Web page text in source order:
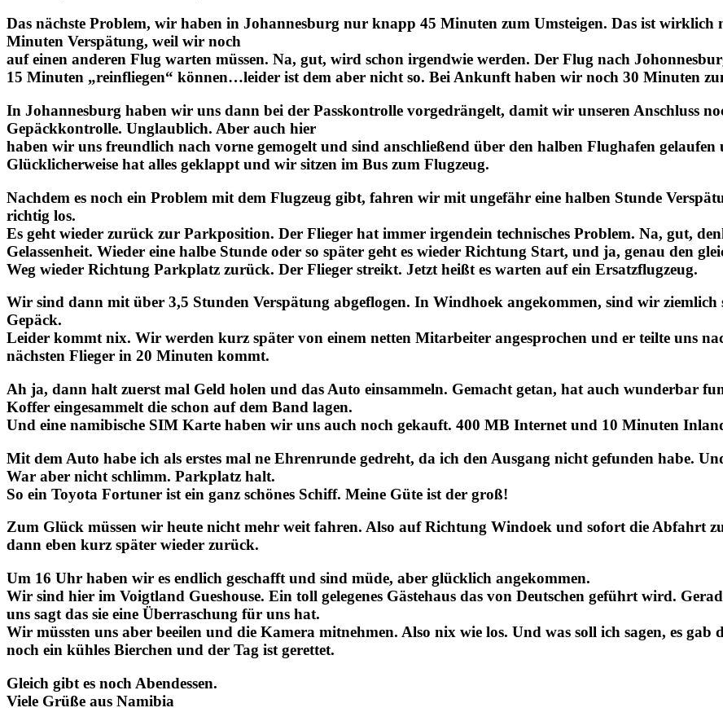
Das nächste Problem, wir haben in Johannesburg nur knapp 45 Minuten zum Umsteigen. Das ist
Minuten Verspätung, weil wir noch
auf einen anderen Flug warten müssen. Na, gut, wird schon irgendwie werden. Der Flug nach
15 Minuten „reinfliegen“ können…leider ist dem aber nicht so. Bei Ankunft haben wir noch 30 Minuten
In Johannesburg haben wir uns dann bei der Passkontrolle vorgedrängelt, damit wir unseren Anschluss
Gepäckkontrolle. Unglaublich. Aber auch hier
haben wir uns freundlich nach vorne gemogelt und sind anschließend über den halben Flughafen
Glücklicherweise hat alles geklappt und wir sitzen im Bus zum Flugzeug.
Nachdem es noch ein Problem mit dem Flugzeug gibt, fahren wir mit ungefähr eine halben Stunde
richtig los.
Es geht wieder zurück zur Parkposition. Der Flieger hat immer irgendein technisches Problem. Na, gut,
Gelassenheit. Wieder eine halbe Stunde oder so später geht es wieder Richtung Start, und ja, genau den
Weg wieder Richtung Parkplatz zurück. Der Flieger streikt. Jetzt heißt es warten auf ein Ersatzflugzeug.
Wir sind dann mit über 3,5 Stunden Verspätung abgeflogen. In Windhoek angekommen, sind wir
Gepäck.
Leider kommt nix. Wir werden kurz später von einem netten Mitarbeiter angesprochen und er teilte uns
nächsten Flieger in 20 Minuten kommt.
Ah ja, dann halt zuerst mal Geld holen und das Auto einsammeln. Gemacht getan, hat auch wunderbar
Koffer eingesammelt die schon auf dem Band lagen.
Und eine namibische SIM Karte haben wir uns auch noch gekauft. 400 MB Internet und 10 Minuten
Mit dem Auto habe ich als erstes mal ne Ehrenrunde gedreht, da ich den Ausgang nicht gefunden habe.
War aber nicht schlimm. Parkplatz halt.
So ein Toyota Fortuner ist ein ganz schönes Schiff. Meine Güte ist der groß!
Zum Glück müssen wir heute nicht mehr weit fahren. Also auf Richtung Windoek und sofort die Abfahrt
dann eben kurz später wieder zurück.
Um 16 Uhr haben wir es endlich geschafft und sind müde, aber glücklich angekommen.
Wir sind hier im Voigtland Gueshouse. Ein toll gelegenes Gästehaus das von Deutschen geführt wird.
uns sagt das sie eine Überraschung für uns hat.
Wir müssten uns aber beeilen und die Kamera mitnehmen. Also nix wie los. Und was soll ich sagen, es
noch ein kühles Bierchen und der Tag ist gerettet.
Gleich gibt es noch Abendessen.
Viele Grüße aus Namibia